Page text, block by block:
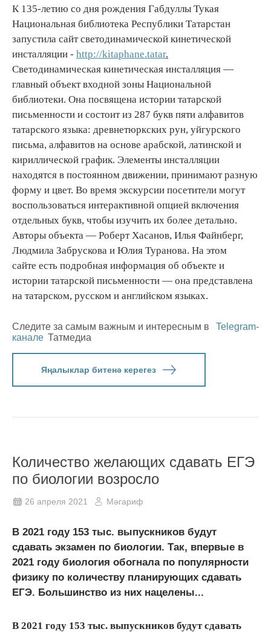
К 135-летию со дня рождения Габдуллы Тукая
Национальная библиотека Республики Татарстан
запустила сайт светодинамической кинетической
инсталляции - http://kitaphane.tatar.
Светодинамическая кинетическая инсталляция —
главный объект входной зоны Национальной
библиотеки. Она посвящена истории татарской
письменности и состоит из 287 букв пяти алфавитов
татарского языка: древнетюркских рун, уйгурского
письма, алфавитов на основе арабской, латинской и
кириллической график. Элементы инсталляции
находятся в постоянном движении, принимают разную
форму и цвет. Во время экскурсии посетители могут
воспользоваться интерактивной опцией включения
отдельных букв, чтобы изучить их более детально.
Авторы объекта — Роберт Хасанов, Илья Файнберг,
Людмила Забрускова и Юлия Туранова. На этом
сайте есть подробная информация об объекте и
истории татарской письменности — она представлена
на татарском, русском и английском языках.
Следите за самым важным и интересным в
Telegram-
канале Татмедиа
Яңалыклар битенә керегез
Количество желающих сдавать ЕГЭ
по биологии возросло
26 апреля 2021 Мәгариф
В 2021 году 153 тыс. выпускников будут
сдавать экзамен по биологии. Так, впервые в
2021 году биология обогнала по популярности
физику по количеству планирующих сдавать
ЕГЭ. Большинство из них нацелены...
В 2021 году 153 тыс. выпускников будут сдавать